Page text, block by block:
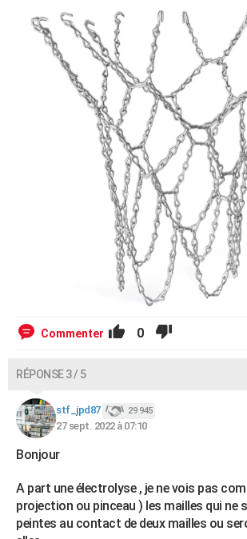
Commenter 0
RÉPONSE 3 / 5
stf_jpd87 29 945
27 sept. 2022 à 07:10
Bonjour
A part une électrolyse , je ne vois pas
projection ou pinceau ) les mailles qui ne
peintes au contact de deux mailles ou